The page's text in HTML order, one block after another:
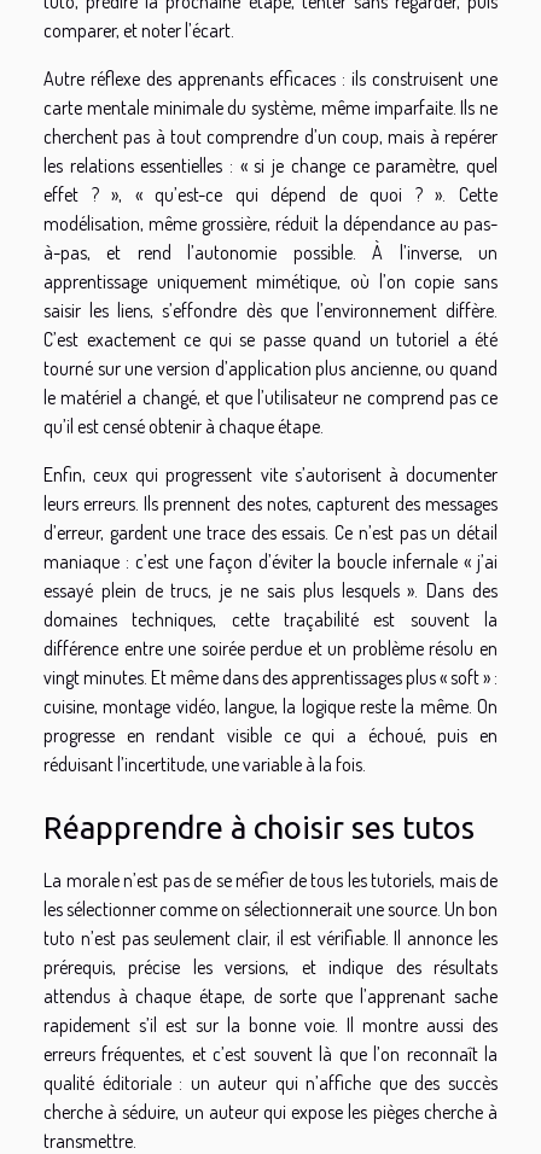
comparer, et noter l’écart.
Autre réflexe des apprenants efficaces : ils construisent une
carte mentale minimale du système, même imparfaite. Ils ne
cherchent pas à tout comprendre d’un coup, mais à repérer
les relations essentielles : « si je change ce paramètre, quel
effet ? », « qu’est-ce qui dépend de quoi ? ». Cette
modélisation, même grossière, réduit la dépendance au pas-
à-pas, et rend l’autonomie possible. À l’inverse, un
apprentissage uniquement mimétique, où l’on copie sans
saisir les liens, s’effondre dès que l’environnement diffère.
C’est exactement ce qui se passe quand un tutoriel a été
tourné sur une version d’application plus ancienne, ou quand
le matériel a changé, et que l’utilisateur ne comprend pas ce
qu’il est censé obtenir à chaque étape.
Enfin, ceux qui progressent vite s’autorisent à documenter
leurs erreurs. Ils prennent des notes, capturent des messages
d’erreur, gardent une trace des essais. Ce n’est pas un détail
maniaque : c’est une façon d’éviter la boucle infernale « j’ai
essayé plein de trucs, je ne sais plus lesquels ». Dans des
domaines techniques, cette traçabilité est souvent la
différence entre une soirée perdue et un problème résolu en
vingt minutes. Et même dans des apprentissages plus « soft » :
cuisine, montage vidéo, langue, la logique reste la même. On
progresse en rendant visible ce qui a échoué, puis en
réduisant l’incertitude, une variable à la fois.
Réapprendre à choisir ses tutos
La morale n’est pas de se méfier de tous les tutoriels, mais de
les sélectionner comme on sélectionnerait une source. Un bon
tuto n’est pas seulement clair, il est vérifiable. Il annonce les
prérequis, précise les versions, et indique des résultats
attendus à chaque étape, de sorte que l’apprenant sache
rapidement s’il est sur la bonne voie. Il montre aussi des
erreurs fréquentes, et c’est souvent là que l’on reconnaît la
qualité éditoriale : un auteur qui n’affiche que des succès
cherche à séduire, un auteur qui expose les pièges cherche à
transmettre.